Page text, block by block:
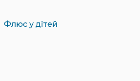
Флюс у дітей